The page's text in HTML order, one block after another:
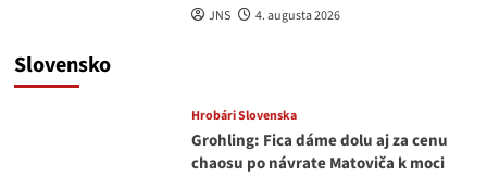
JNS 4. augusta 2026
Slovensko
Hrobári Slovenska
Grohling: Fica dáme dolu aj za cenu
chaosu po návrate Matoviča k moci